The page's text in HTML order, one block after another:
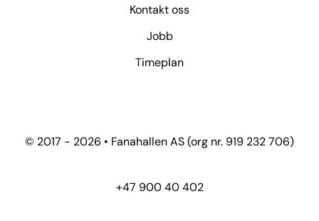
Kontakt oss
Jobb
Timeplan
© 2017 - 2026 • Fanahallen AS (org nr. 919 232 706)
+47 900 40 402